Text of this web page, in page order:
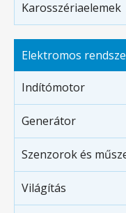
Karosszériaelemek
Elektromos
Indítómotor
Generátor
Szenzorok és
Világítás